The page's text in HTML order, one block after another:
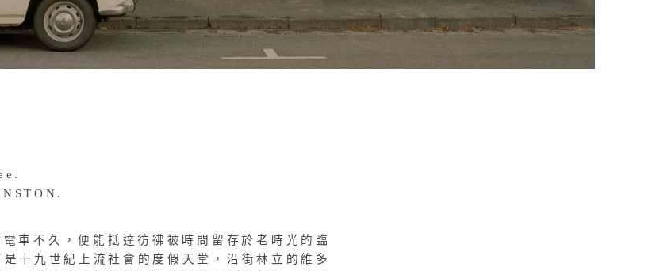
車不久，便能抵達彷彿被時間留存於老時光的臨
是十九世紀上流社會的度假天堂，沿街林立的維多